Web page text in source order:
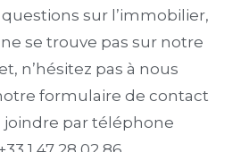
questions sur l’immobilier,
se trouve pas sur notre
n’hésitez pas à nous
formulaire de contact
joindre par téléphone